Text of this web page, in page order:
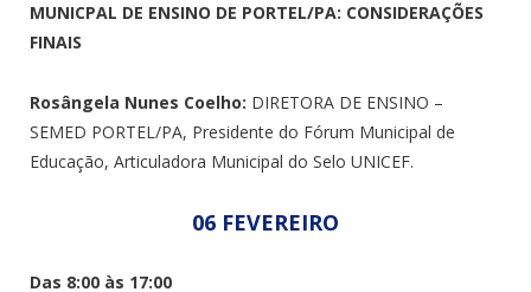
MUNICPAL DE ENSINO DE PORTEL/PA: CONSIDERAÇÕES
FINAIS
Rosângela Nunes Coelho: DIRETORA DE ENSINO –
SEMED PORTEL/PA, Presidente do Fórum Municipal de
Educação, Articuladora Municipal do Selo UNICEF.
06 FEVEREIRO
Das 8:00 às 17:00